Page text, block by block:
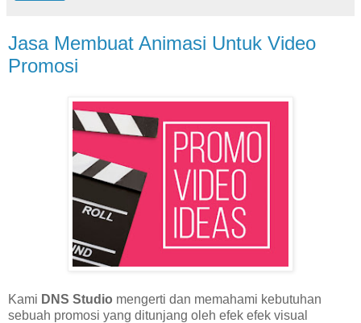
Jasa Membuat Animasi Untuk Video
Promosi
Kami DNS Studio mengerti dan memahami kebutuhan
sebuah promosi yang ditunjang oleh efek efek visual